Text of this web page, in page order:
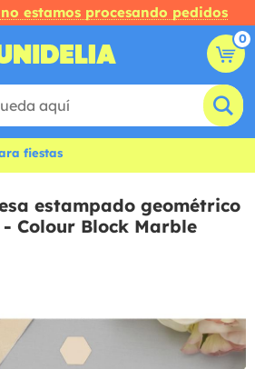
estamos procesando pedidos
0
fiestas
estampado geométrico
Colour Block Marble